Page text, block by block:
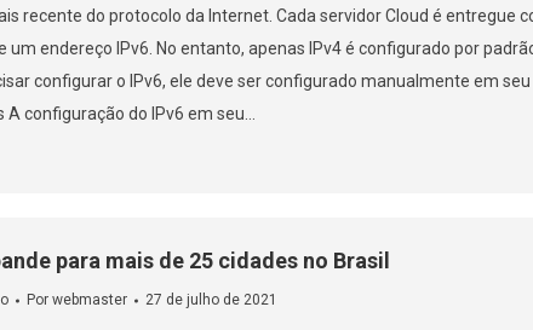
recente do protocolo da Internet. Cada servidor Cloud é entregue
um endereço IPv6. No entanto, apenas IPv4 é configurado por
configurar o IPv6, ele deve ser configurado manualmente em seu
configuração do IPv6 em seu…
para mais de 25 cidades no Brasil
Por webmaster 27 de julho de 2021